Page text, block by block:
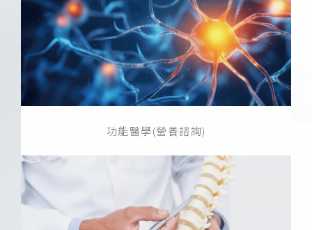
功能醫學(營養諮詢)